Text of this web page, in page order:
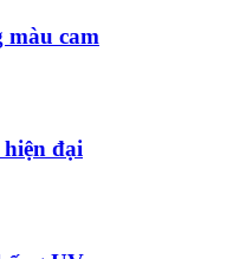
màu cam
hiện đại